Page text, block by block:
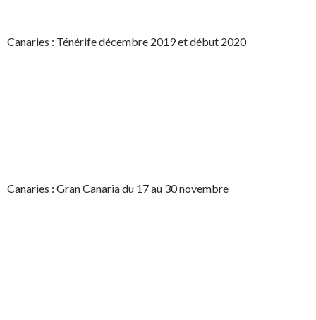
Canaries : Ténérife décembre 2019 et début 2020
Canaries : Gran Canaria du 17 au 30 novembre